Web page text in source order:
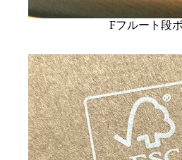
Fフルート段